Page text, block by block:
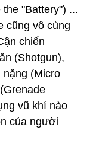
"Battery") ...
cũng vô cùng
chiến
(Shotgun),
nặng (Micro
vũ khí nào
của người